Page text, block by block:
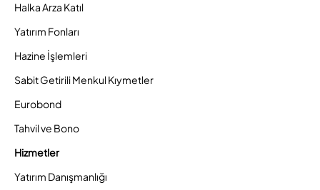
Halka Arza Katıl
Yatırım Fonları
Hazine İşlemleri
Sabit Getirili Menkul Kıymetler
Eurobond
Tahvil ve Bono
Hizmetler
Yatırım Danışmanlığı